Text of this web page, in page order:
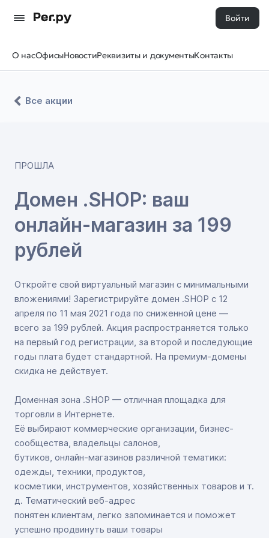
Войти
О насОфисыНовостиРеквизиты и документыКонтакты
Все акции
ПРОШЛА
Домен .SHOP: ваш
онлайн-магазин за 199
рублей
Откройте свой виртуальный магазин с минимальными
вложениями! Зарегистрируйте домен .SHOP с 12
апреля по 11 мая 2021 года по сниженной цене —
всего за 199 рублей. Акция распространяется только
на первый год регистрации, за второй и последующие
годы плата будет стандартной. На премиум-домены
скидка не действует.
Доменная зона .SHOP — отличная площадка для
торговли в Интернете.
Её выбирают коммерческие организации, бизнес-
сообщества, владельцы салонов,
бутиков, онлайн-магазинов различной тематики:
одежды, техники, продуктов,
косметики, инструментов, хозяйственных товаров и т.
д. Тематический веб-адрес
понятен клиентам, легко запоминается и поможет
успешно продвинуть ваши товары